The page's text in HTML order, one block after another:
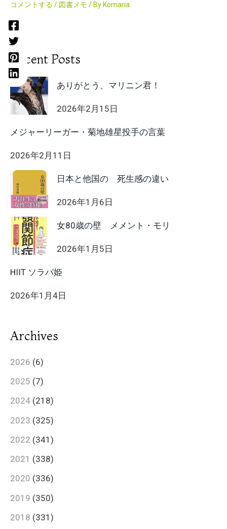
コメントする / 図書メモ / By Komaria
Recent Posts
ありがとう、マリニン君！
2026年2月15日
メジャーリーガー・菊地雄星投手の言葉
2026年2月11日
日本と他国の 死生感の違い
2026年1月6日
女80歳の壁 メメント・モリ
2026年1月5日
HIIT ソラパ姫
2026年1月4日
Archives
2026 (6)
2025 (7)
2024 (218)
2023 (325)
2022 (341)
2021 (338)
2020 (336)
2019 (350)
2018 (331)